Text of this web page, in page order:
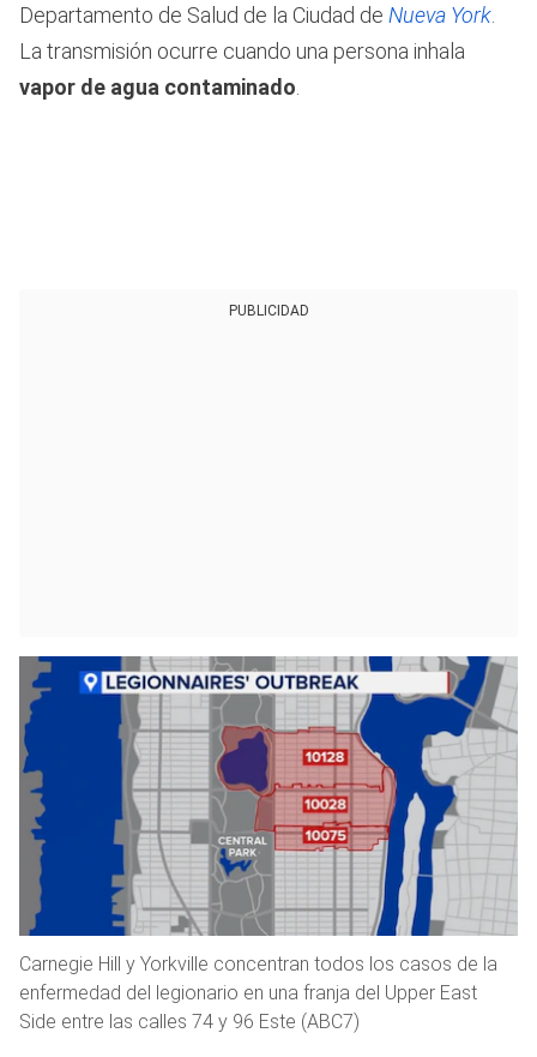
Departamento de Salud de la Ciudad de Nueva York
La transmisión ocurre cuando una persona inhala
vapor de agua contaminado
PUBLICIDAD
Carnegie Hill y Yorkville concentran todos los casos de la
enfermedad del legionario en una franja del Upper East
Side entre las calles 74 y 96 Este (ABC7)